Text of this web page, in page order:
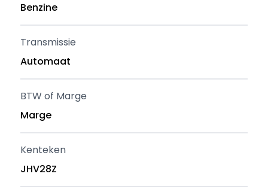
Benzine
Transmissie
Automaat
BTW of Marge
Marge
Kenteken
JHV28Z